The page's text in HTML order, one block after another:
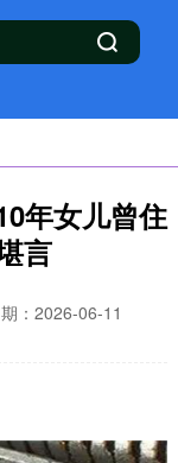
年女儿曾住
言
：2026-06-11